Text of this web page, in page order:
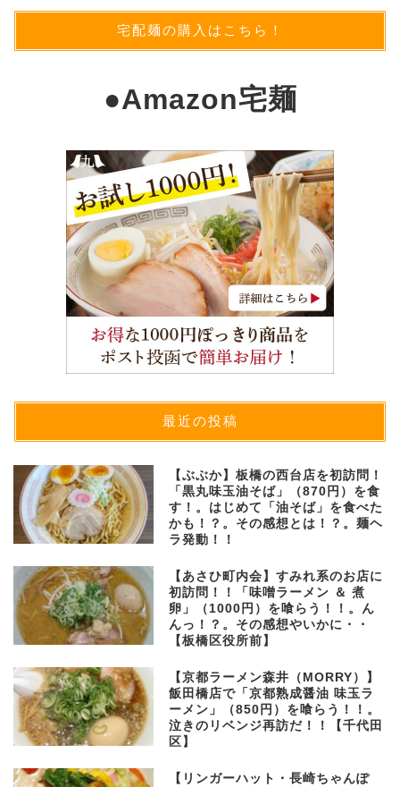
宅配麺の購入はこちら！
●Amazon宅麺
最近の投稿
【ぶぶか】板橋の西台店を初訪問！
「黒丸味玉油そば」（870円）を食
す！。はじめて「油そば」を食べた
かも！？。その感想とは！？。麺ヘ
ラ発動！！
【あさひ町内会】すみれ系のお店に
初訪問！！「味噌ラーメン ＆ 煮
卵」（1000円）を喰らう！！。ん
んっ！？。その感想やいかに・・
【板橋区役所前】
【京都ラーメン森井（MORRY）】
飯田橋店で「京都熟成醤油 味玉ラ
ーメン」（850円）を喰らう！！。
泣きのリベンジ再訪だ！！【千代田
区】
【リンガーハット・長崎ちゃんぽ